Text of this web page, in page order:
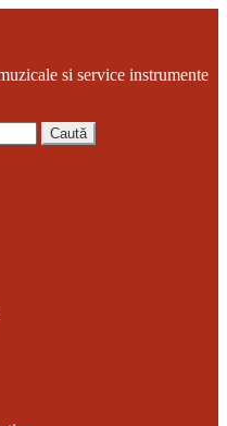
si service instrumente
Caută